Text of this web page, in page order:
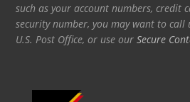
such as your account numbers, credit
security number, you may want to call
U.S. Post Office, or use ourSecure